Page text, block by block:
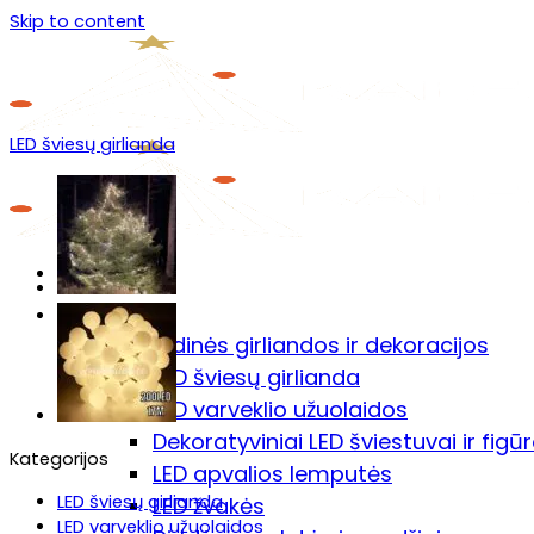
Skip to content
Menu
Prekių katalogas
🎄Kalėdinės girliandos ir dekoracijos
LED šviesų girlianda
LED varveklio užuolaidos
Dekoratyviniai LED šviestuvai ir
LED apvalios lemputės
LED žvakės
LED šviesų girlianda
Kategorijos
LED šviesų girlianda
LED varveklio užuolaidos